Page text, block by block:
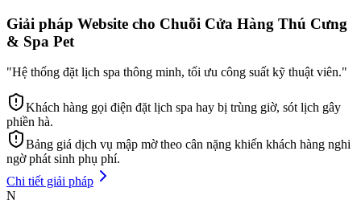
Giải pháp Website cho Chuỗi Cửa Hàng Thú Cưng
& Spa Pet
"Hệ thống đặt lịch spa thông minh, tối ưu công suất kỹ thuật viên."
Khách hàng gọi điện đặt lịch spa hay bị trùng giờ, sót lịch gây
phiền hà.
Bảng giá dịch vụ mập mờ theo cân nặng khiến khách hàng nghi
ngờ phát sinh phụ phí.
Chi tiết giải pháp
N